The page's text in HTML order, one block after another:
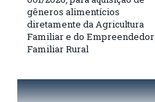
gêneros alimentícios
diretamente da Agricultura
Familiar e do Empreendedor
Familiar Rural